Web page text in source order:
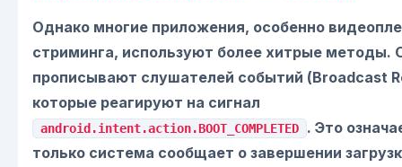
Однако многие приложения, особенно
стриминга, используют более хитрые методы.
прописывают слушателей событий (Broadcast
которые реагируют на сигнал
android.intent.action.BOOT_COMPLETED
. Это
только система сообщает о завершении